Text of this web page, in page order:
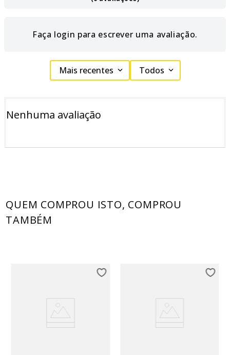
Faça login para escrever uma avaliação.
Mais recentes Todos
Nenhuma avaliação
QUEM COMPROU ISTO, COMPROU
TAMBÉM